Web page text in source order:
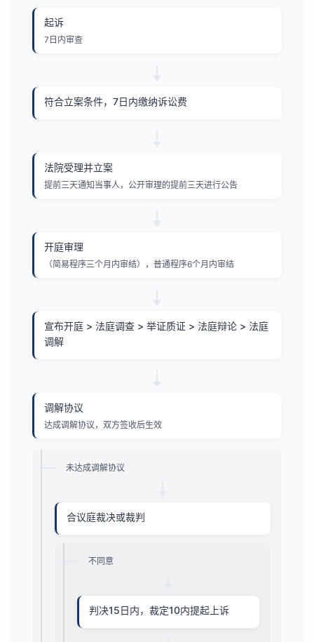
起诉
7日内审查
符合立案条件，7日内缴纳诉讼费
法院受理并立案
提前三天通知当事人，公开审理的提前三天进行公告
开庭审理
（简易程序三个月内审结），普通程序6个月内审结
宣布开庭 > 法庭调查 > 举证质证 > 法庭辩论 > 法庭
调解
调解协议
达成调解协议，双方签收后生效
未达成调解协议
合议庭裁决或裁判
不同意
判决15日内，裁定10内提起上诉